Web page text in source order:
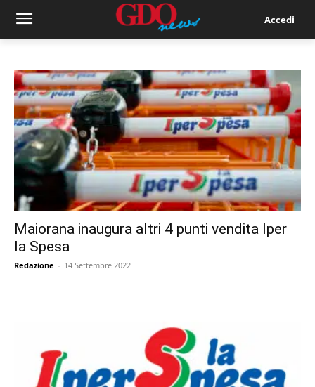
Accedi
Maiorana inaugura altri 4 punti vendita Iper
la Spesa
Redazione - 14 Settembre 2022